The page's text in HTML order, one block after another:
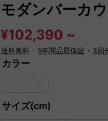
モダンバーカ
¥102,390 ~
送料無料 ・ 5年間品質保証 ・ 3回
カラー
サイズ(cm)